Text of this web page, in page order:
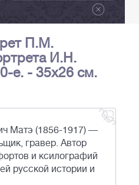
П.М.
И.Н.
е. - 35х26 см.
Матэ (1856-1917) —
гравер. Автор
и ксилографий
русской истории и